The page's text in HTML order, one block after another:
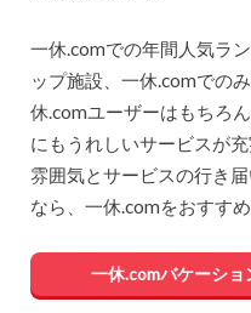
一休.comでの年間人気ラ
ップ施設、一休.comでの
休.comユーザーはもちろ
にもうれしいサービスが
雰囲気とサービスの行き
なら、一休.comをおすすめ
一休.comバケーシ